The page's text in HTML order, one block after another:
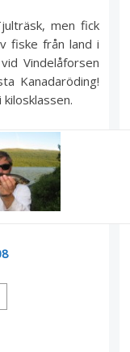
men fick
fiske från land i
Vindelåforsen
Kanadaröding!